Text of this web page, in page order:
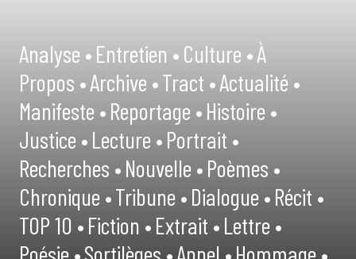
Analyse •Entretien •Culture •À
Propos •Archive •Tract •Actualité •
Manifeste •Reportage •Histoire •
Justice •Lecture •Portrait •
Recherches •Nouvelle •Poèmes •
Chronique •Tribune •Dialogue •Récit •
TOP 10 •Fiction •Extrait •Lettre •